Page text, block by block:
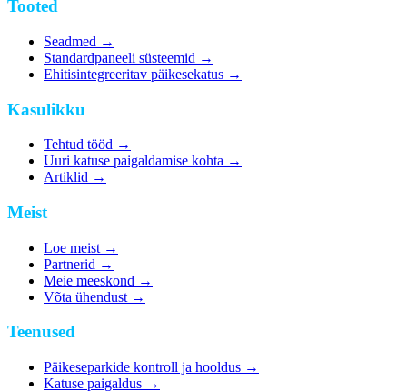
Tooted
Seadmed →
Standardpaneeli süsteemid →
Ehitisintegreeritav päikesekatus →
Kasulikku
Tehtud tööd →
Uuri katuse paigaldamise kohta →
Artiklid →
Meist
Loe meist →
Partnerid →
Meie meeskond →
Võta ühendust →
Teenused
Päikeseparkide kontroll ja hooldus →
Katuse paigaldus →